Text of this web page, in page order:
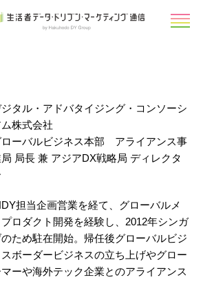
ジタル・アドバタイジング・コンソーシ
株式会社
ローバルビジネス本部 アライアンス事
局長 兼 アジアDX戦略局 ディレクタ
担当企画営業を経て、グローバルメ
ロダクト開発を経験し、2012年シンガ
ため駐在開始。帰任後グローバルビジ
ボーダービジネスの立ち上げやグロー
ーや海外テック企業とのアライアンス